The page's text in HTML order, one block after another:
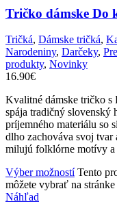
Tričko dámske Do
Tričká, Dámske tričká,
Narodeniny, Darčeky,
produkty, Novinky
16.90€
Kvalitné dámske tričko
spája tradičný slovenský
príjemného materiálu so
dlho zachováva svoj tvar
milujú folklórne motívy a
Výber možností Tento
môžete vybrať na
Náhľad